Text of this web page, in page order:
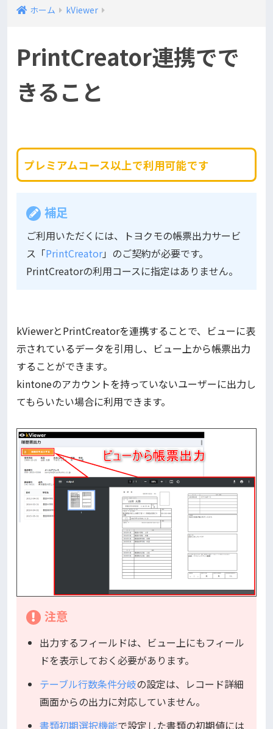
ホーム kViewer
PrintCreator連携でで
きること
プレミアムコース以上で利用可能です
補足
ご利用いただくには、トヨクモの帳票出力サービ
ス「PrintCreator」のご契約が必要です。
PrintCreatorの利用コースに指定はありません。
kViewerとPrintCreatorを連携することで、ビューに表
示されているデータを引用し、ビュー上から帳票出力
することができます。
kintoneのアカウントを持っていないユーザーに出力し
てもらいたい場合に利用できます。
注意
出力するフィールドは、ビュー上にもフィール
ドを表示しておく必要があります。
テーブル行数条件分岐の設定は、レコード詳細
画面からの出力に対応していません。
書類初期選択機能で設定した書類の初期値には